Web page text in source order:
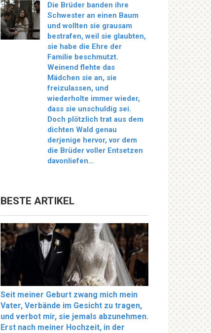
Die Brüder banden ihre
Schwester an einen Baum
und wollten sie grausam
bestrafen, weil sie glaubten,
sie habe die Ehre der
Familie beschmutzt.
Weinend flehte das
Mädchen sie an, sie
freizulassen, und
wiederholte immer wieder,
dass sie unschuldig sei.
Doch plötzlich trat aus dem
dichten Wald genau
derjenige hervor, vor dem
die Brüder voller Entsetzen
davonliefen…
BESTE ARTIKEL
Seit meiner Geburt zwang mich mein
Vater, Verbände im Gesicht zu tragen,
und verbot mir, sie jemals abzunehmen.
Erst nach meiner Hochzeit, in der